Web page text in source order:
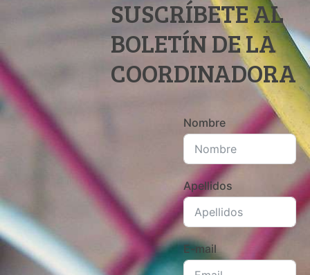
SUSCRÍBETE AL
BOLETÍN DE LA
COORDINADORA
Nombre
Apellidos
E-mail